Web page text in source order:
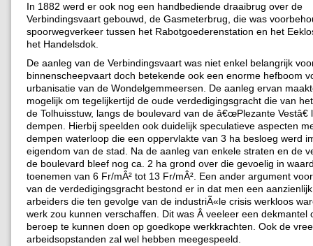
In 1882 werd er ook nog een handbediende draaibrug over de
Verbindingsvaart gebouwd, de Gasmeterbrug, die was
spoorwegverkeer tussen het Rabotgoederenstation en het
het Handelsdok.
De aanleg van de Verbindingsvaart was niet enkel belangrijk
binnenscheepvaart doch betekende ook een enorme hefboom
urbanisatie van de Wondelgemmeersen. De aanleg ervan
mogelijk om tegelijkertijd de oude verdedigingsgracht die van
de Tolhuisstuw, langs de boulevard van de â€œPlezante Vestâ€
dempen. Hierbij speelden ook duidelijk speculatieve aspecten
dempen waterloop die een oppervlakte van 3 ha besloeg werd
eigendom van de stad. Na de aanleg van enkele straten en de
de boulevard bleef nog ca. 2 ha grond over die gevoelig in
toenemen van 6 Fr/mÂ² tot 13 Fr/mÂ². Een ander argument
van de verdedigingsgracht bestond er in dat men een
arbeiders die ten gevolge van de industriÃ«le crisis werkloos
werk zou kunnen verschaffen. Dit was Â veeleer een dekmantel
beroep te kunnen doen op goedkope werkkrachten. Ook de
arbeidsopstanden zal wel hebben meegespeeld.